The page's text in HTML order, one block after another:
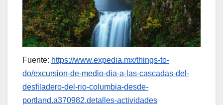
Fuente: https://www.expedia.mx/things-to-
do/excursion-de-medio-dia-a-las-cascadas-del-
desfiladero-del-rio-columbia-desde-
portland.a370982.detalles-actividades